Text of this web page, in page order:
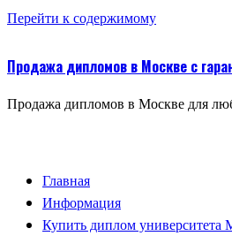
Перейти к содержимому
Продажа дипломов в Москве с
Продажа дипломов в Москве для
Главная
Информация
Купить диплом университета